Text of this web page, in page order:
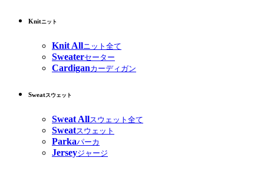
Knitニット
Knit Allニット全て
Sweaterセーター
Cardiganカーディガン
Sweatスウェット
Sweat Allスウェット全て
Sweatスウェット
Parkaパーカ
Jerseyジャージ